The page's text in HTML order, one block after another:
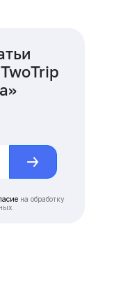
на обработку